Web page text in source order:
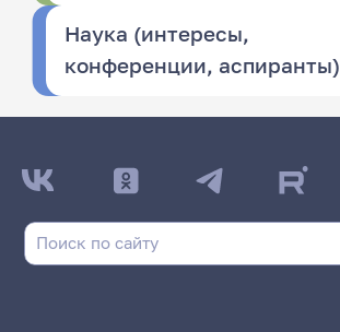
Наука (интересы,
конференции, аспиранты)